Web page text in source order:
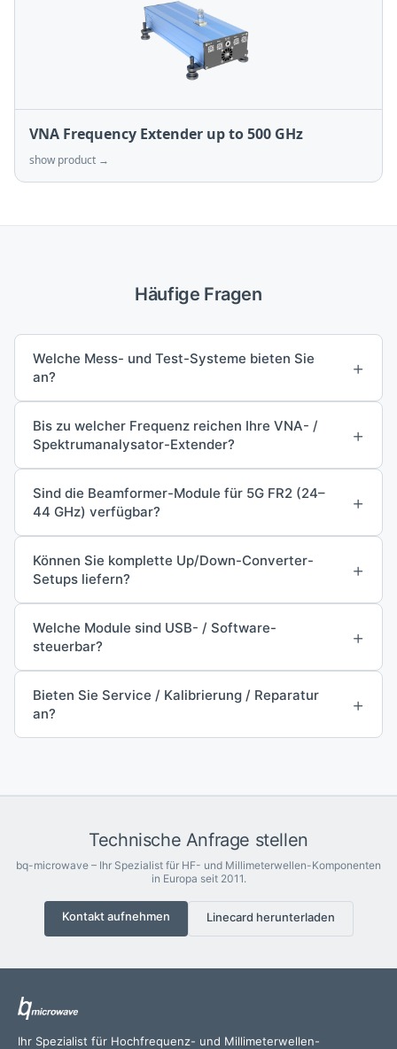
VNA Frequency Extender up to 500 GHz
show product →
Häufige Fragen
Welche Mess- und Test-Systeme bieten Sie
an?
+
Bis zu welcher Frequenz reichen Ihre VNA- /
Spektrumanalysator-Extender?
+
Sind die Beamformer-Module für 5G FR2 (24–
44 GHz) verfügbar?
+
Können Sie komplette Up/Down-Converter-
Setups liefern?
+
Welche Module sind USB- / Software-
steuerbar?
+
Bieten Sie Service / Kalibrierung / Reparatur
an?
+
Technische Anfrage stellen
bq-microwave – Ihr Spezialist für HF- und Millimeterwellen-Komponenten
in Europa seit 2011.
Kontakt aufnehmen Linecard herunterladen
Ihr Spezialist für Hochfrequenz- und Millimeterwellen-